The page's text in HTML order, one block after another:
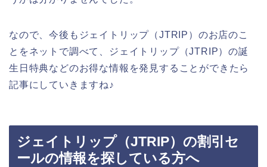
なので、今後もジェイトリップ（JTRIP）のお店のこ
とをネットで調べて、ジェイトリップ（JTRIP）の誕
生日特典などのお得な情報を発見することができたら
記事にしていきますね♪
ジェイトリップ（JTRIP）の割引セ
ールの情報を探している方へ